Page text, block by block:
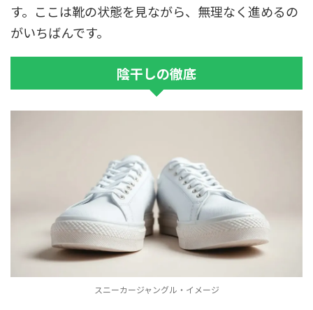
す。ここは靴の状態を見ながら、無理なく進めるの
がいちばんです。
陰干しの徹底
スニーカージャングル・イメージ